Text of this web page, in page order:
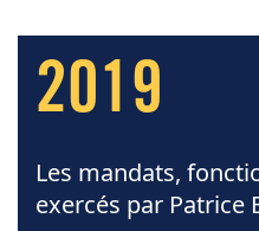
2019
Les mandats,
exercés par Patrice